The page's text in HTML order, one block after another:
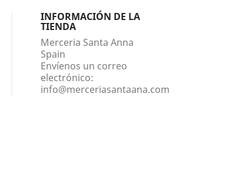
INFORMACIÓN DE LA
TIENDA
Merceria Santa Anna
Spain
Envíenos un correo
electrónico:
info@merceriasantaana.com